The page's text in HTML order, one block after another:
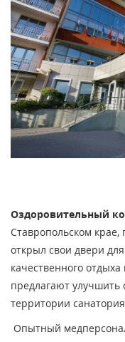
Оздоровительный
Ставропольском
открыл свои двери
качественного
предлагают улучшить
территории
Опытный